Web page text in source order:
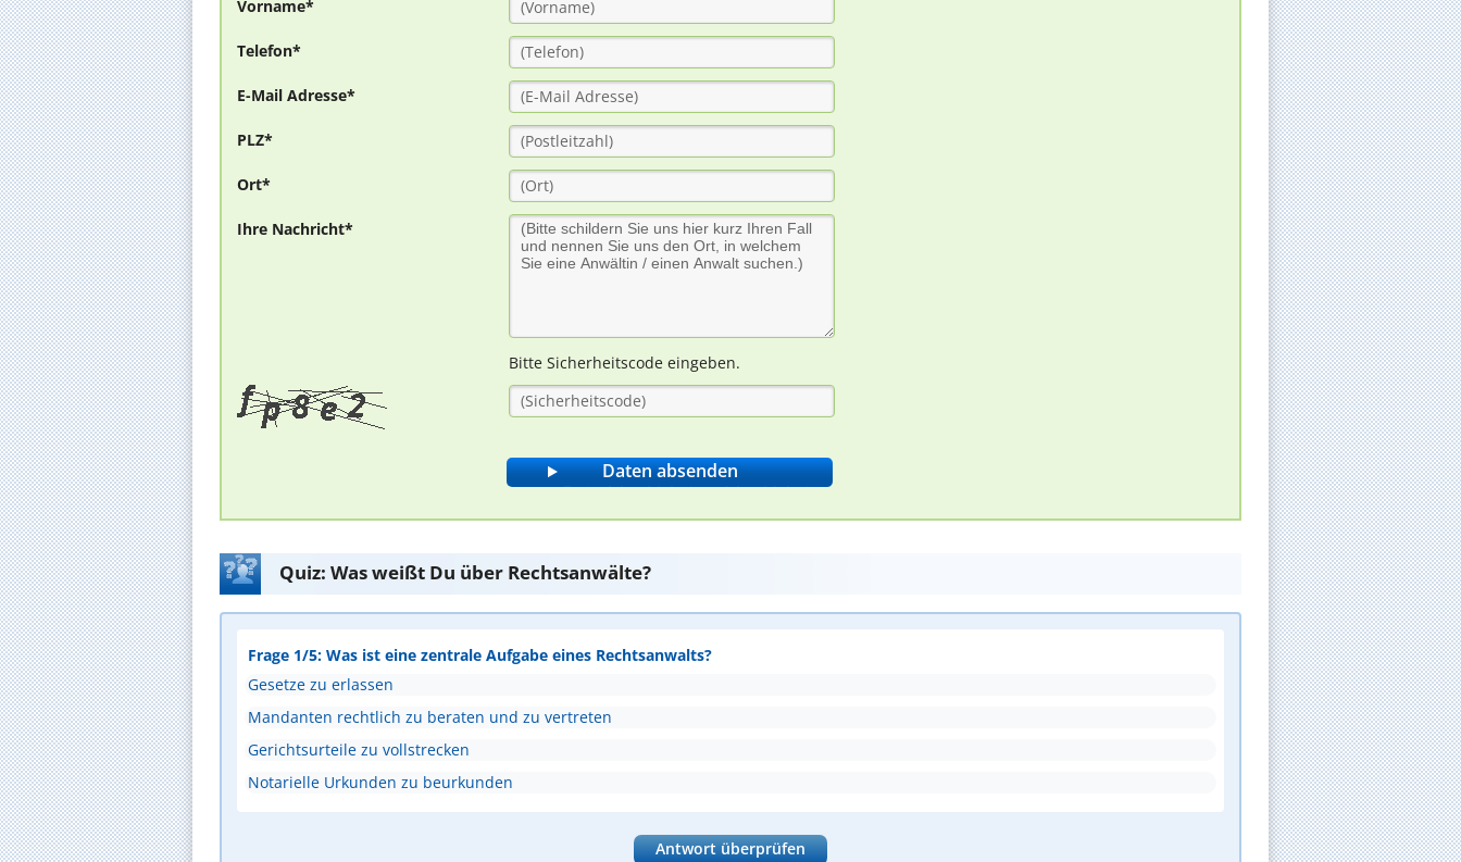
Vorname*
Telefon*
E-Mail Adresse*
PLZ*
Ort*
Ihre Nachricht*
Bitte Sicherheitscode eingeben.
Quiz: Was weißt Du über Rechtsanwälte?
Frage 1/5: Was ist eine zentrale Aufgabe eines Rechtsanwalts?
Gesetze zu erlassen
Mandanten rechtlich zu beraten und zu vertreten
Gerichtsurteile zu vollstrecken
Notarielle Urkunden zu beurkunden
Antwort überprüfen